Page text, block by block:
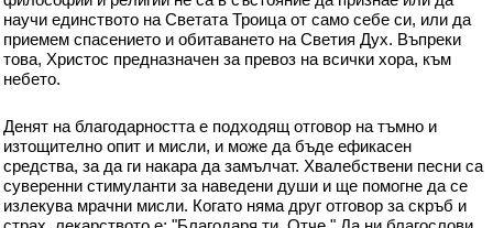
научи единството на Светата Троица от само себе си, или да
приемем спасението и обитаването на Светия Дух. Въпреки
това, Христос предназначен за превоз на всички хора, към
небето.
Денят на благодарността е подходящ отговор на тъмно и
изтощително опит и мисли, и може да бъде ефикасен
средства, за да ги накара да замълчат. Хвалебствени песни са
суверенни стимуланти за наведени души и ще помогне да се
излекува мрачни мисли. Когато няма друг отговор за скръб и